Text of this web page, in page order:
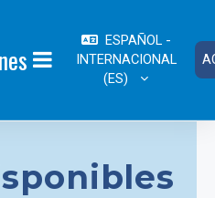
PANEL LATERAL
ESPAÑOL -
INTERNACIONAL
‎(ES)‎